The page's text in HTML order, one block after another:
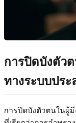
การปิดบังตัว
ทางระบบประ
การปิดบังตัวตนในผู้